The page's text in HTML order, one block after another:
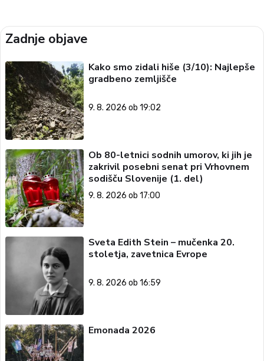
Zadnje objave
Kako smo zidali hiše (3/10): Najlepše
gradbeno zemljišče
9. 8. 2026 ob 19:02
Ob 80-letnici sodnih umorov, ki jih je
zakrivil posebni senat pri Vrhovnem
sodišču Slovenije (1. del)
9. 8. 2026 ob 17:00
Sveta Edith Stein – mučenka 20.
stoletja, zavetnica Evrope
9. 8. 2026 ob 16:59
Emonada 2026